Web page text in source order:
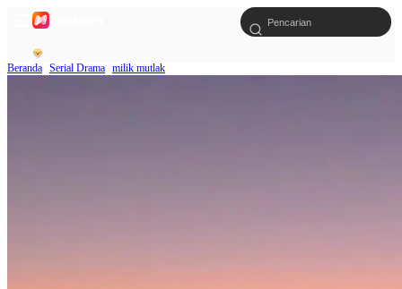
Beranda Serial Drama milik mutlak